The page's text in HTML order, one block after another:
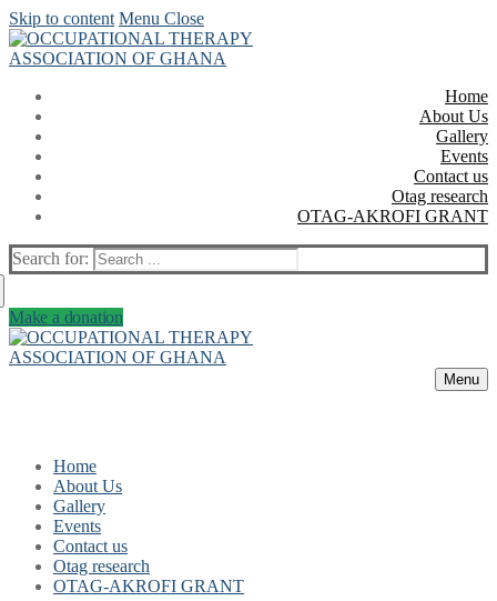
Skip to content Menu Close
Home
About Us
Gallery
Events
Contact us
Otag research
OTAG-AKROFI GRANT
Search for:
Make a donation
Menu
Home
About Us
Gallery
Events
Contact us
Otag research
OTAG-AKROFI GRANT